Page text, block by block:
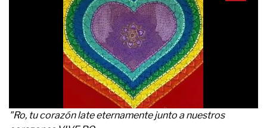
"Ro, tu corazón late eternamente junto a nuestros